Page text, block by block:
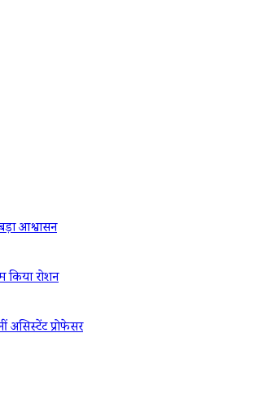
आश्वासन
किया रोशन
असिस्टेंट प्रोफेसर